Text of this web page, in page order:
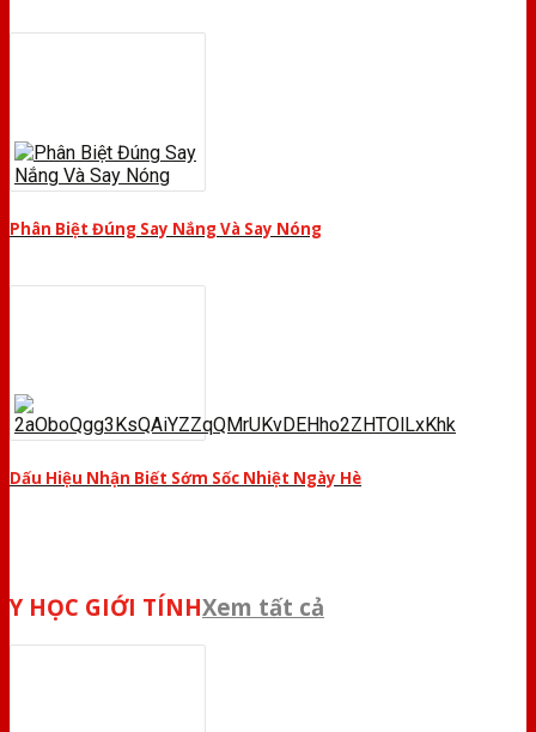
Phân Biệt Đúng Say Nắng Và Say Nóng
Dấu Hiệu Nhận Biết Sớm Sốc Nhiệt Ngày Hè
Y HỌC GIỚI TÍNHXem tất cả